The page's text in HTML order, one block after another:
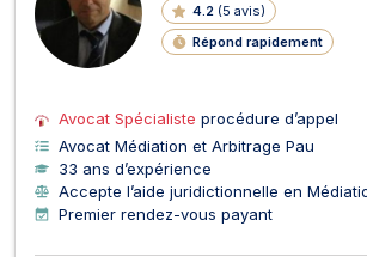
4.2 (5 avis)
Répond rapidement
Avocat Spécialiste procédure d’appel
Avocat Médiation et Arbitrage Pau
33 ans d’expérience
Accepte l’aide juridictionnelle en
Premier rendez-vous payant